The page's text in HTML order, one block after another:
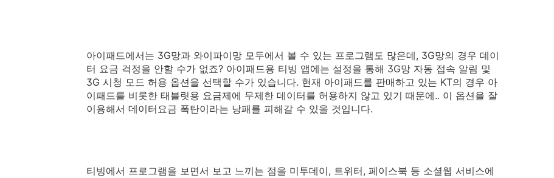
아이패드에서는 3G망과 와이파이망 모두에서 볼 수 있는 프로그램도 많은데, 3G망의 경우 데이
터 요금 걱정을 안할 수가 없죠? 아이패드용 티빙 앱에는 설정을 통해 3G망 자동 접속 알림 및
3G 시청 모드 허용 옵션을 선택할 수가 있습니다. 현재 아이패드를 판매하고 있는 KT의 경우 아
이패드를 비롯한 태블릿용 요금제에 무제한 데이터를 허용하지 않고 있기 때문에.. 이 옵션을 잘
이용해서 데이터요금 폭탄이라는 낭패를 피해갈 수 있을 것입니다.
티빙에서 프로그램을 보면서 보고 느끼는 점을 미투데이, 트위터, 페이스북 등 소셜웹 서비스에